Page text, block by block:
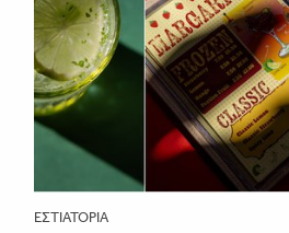
ΕΣΤΙΑΤΌΡΙΑ